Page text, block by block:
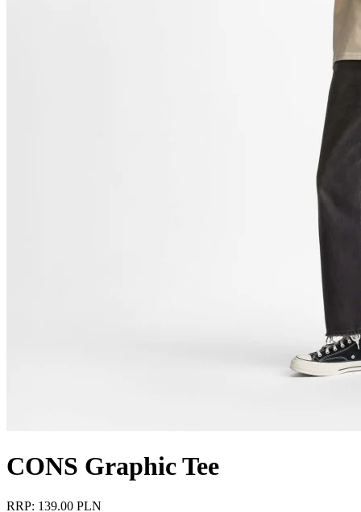
CONS Graphic Tee
RRP: 139.00 PLN